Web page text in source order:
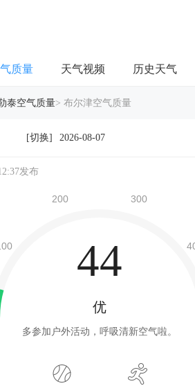
质量 天气视频 历史天气
泰空气质量> 布尔津空气质量
[切换] 2026-08-07
发布
44
优
多参加户外活动，呼吸清新空气啦。